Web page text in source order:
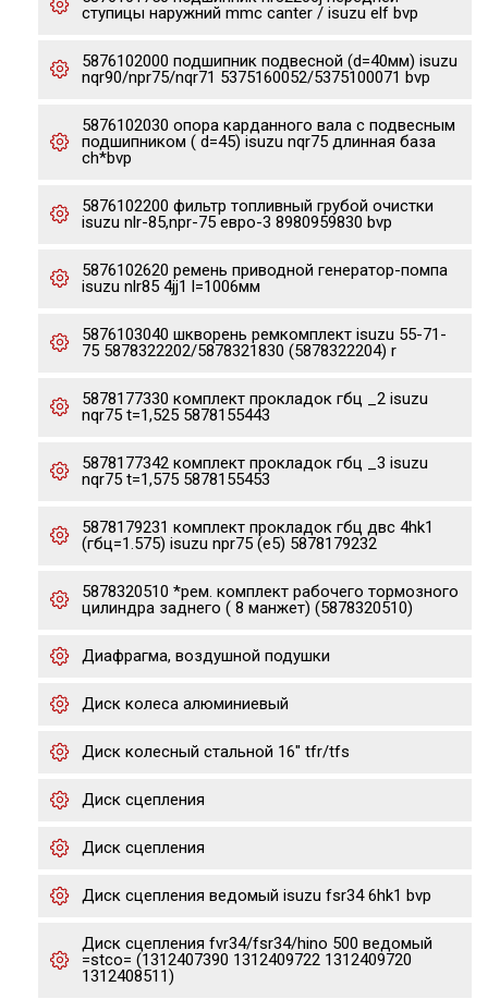
ступицы наружний mmc canter / isuzu elf bvp
5876102000 подшипник подвесной (d=40мм) isuzu
nqr90/npr75/nqr71 5375160052/5375100071 bvp
5876102030 опора карданного вала с подвесным
подшипником ( d=45) isuzu nqr75 длинная база
ch*bvp
5876102200 фильтр топливный грубой очистки
isuzu nlr-85,npr-75 евро-3 8980959830 bvp
5876102620 ремень приводной генератор-помпа
isuzu nlr85 4jj1 l=1006мм
5876103040 шкворень ремкомплект isuzu 55-71-
75 5878322202/5878321830 (5878322204) r
5878177330 комплект прокладок гбц _2 isuzu
nqr75 t=1,525 5878155443
5878177342 комплект прокладок гбц _3 isuzu
nqr75 t=1,575 5878155453
5878179231 комплект прокладок гбц двс 4hk1
(гбц=1.575) isuzu npr75 (e5) 5878179232
5878320510 *рем. комплект рабочего тормозного
цилиндра заднего ( 8 манжет) (5878320510)
Диафрагма, воздушной подушки
Диск колеса алюминиевый
Диск колесный стальной 16" tfr/tfs
Диск сцепления
Диск сцепления
Диск сцепления ведомый isuzu fsr34 6hk1 bvp
Диск сцепления fvr34/fsr34/hino 500 ведомый
=stco= (1312407390 1312409722 1312409720
1312408511)